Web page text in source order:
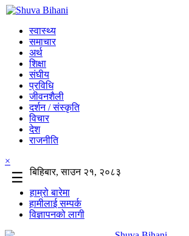
स्वास्थ्य
समाचार
अर्थ
शिक्षा
संघीय
प्रविधि
जीवनशैली
दर्शन / संस्कृति
विचार
देश
राजनीति
×
☰
बिहिबार, साउन २१, २०८३
हाम्रो बारेमा
हामीलाई सम्पर्क
विज्ञापनको लागी